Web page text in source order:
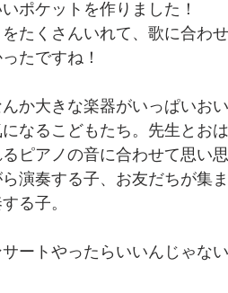
ポケットを作りました！
たくさんいれて、歌に合わ
たですね！
か大きな楽器がいっぱいおい
なるこどもたち。先生とお
ピアノの音に合わせて思い
演奏する子、お友だちが集
る子。
ートやったらいいんじゃな